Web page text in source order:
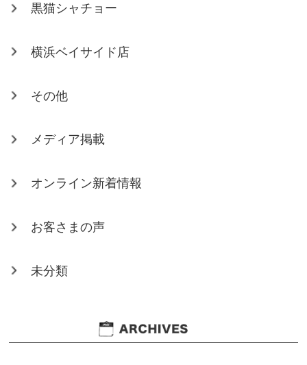
黒猫シャチョー
横浜ベイサイド店
その他
メディア掲載
オンライン新着情報
お客さまの声
未分類